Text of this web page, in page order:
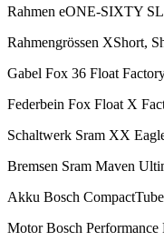
Rahmen eONE-SIXTY
Rahmengrössen XShort,
Gabel Fox 36 Float
Federbein Fox Float X
Schaltwerk Sram XX
Bremsen Sram Maven
Akku Bosch
Motor Bosch